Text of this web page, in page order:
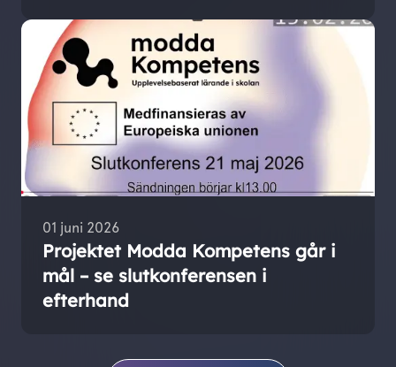
01 juni 2026
Projektet Modda Kompetens går i
mål – se slutkonferensen i
efterhand